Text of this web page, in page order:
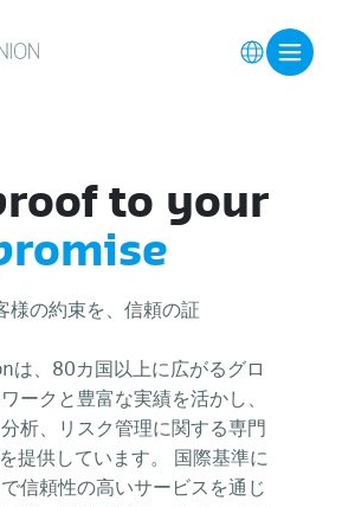
to your
様の約束を、信頼の証
は、80カ国以上に広がるグロ
ークと豊富な実績を活かし、
析、リスク管理に関する専門
提供しています。 国際基準に
信頼性の高いサービスを通じ